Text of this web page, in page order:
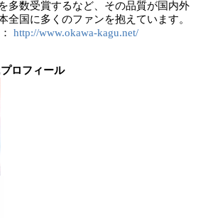
多数受賞するなど、その品質が国内外
全国に多くのファンを抱えています。
http://www.okawa-kagu.net/
ロフィール